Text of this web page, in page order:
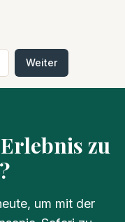
Weiter
zu
um mit der